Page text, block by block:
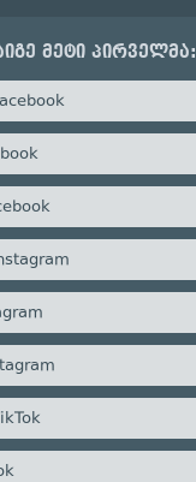
მეტი პირველმა: